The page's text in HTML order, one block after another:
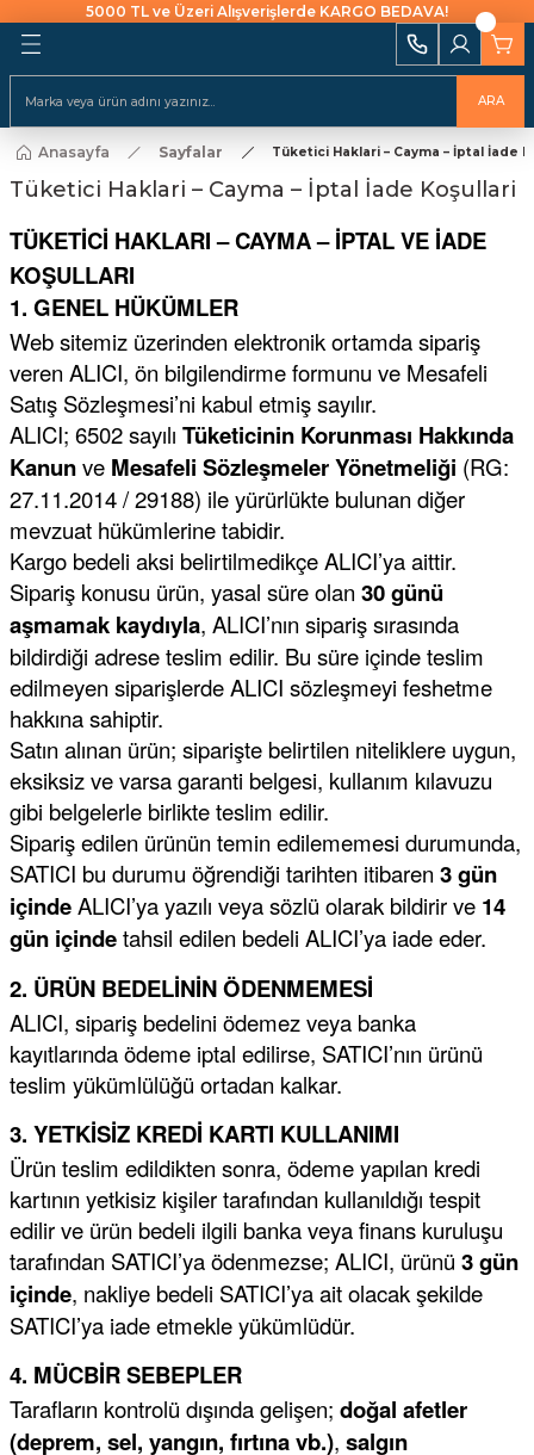
5000 TL ve Üzeri Alışverişlerde KARGO BEDAVA!
/ Vernikler
Eviye (Mutfak) Bataryası
Süzgeç
Banyo Ürünleri
Aksesuar
Macunlar
ARA
Anasayfa Sayfalar Tüketici Haklari – Cayma – İptal İade
Tüketici Haklari – Cayma – İptal İade Koşullari
TÜKETİCİ HAKLARI – CAYMA – İPTAL VE İADE
KOŞULLARI
1. GENEL HÜKÜMLER
Web sitemiz üzerinden elektronik ortamda sipariş
veren ALICI, ön bilgilendirme formunu ve Mesafeli
Satış Sözleşmesi’ni kabul etmiş sayılır.
ALICI; 6502 sayılı Tüketicinin Korunması Hakkında
Kanunve Mesafeli Sözleşmeler Yönetmeliği (RG:
27.11.2014 / 29188) ile yürürlükte bulunan diğer
mevzuat hükümlerine tabidir.
Kargo bedeli aksi belirtilmedikçe ALICI’ya aittir.
Sipariş konusu ürün, yasal süre olan 30 günü
aşmamak kaydıyla, ALICI’nın sipariş sırasında
bildirdiği adrese teslim edilir. Bu süre içinde teslim
edilmeyen siparişlerde ALICI sözleşmeyi feshetme
hakkına sahiptir.
Satın alınan ürün; siparişte belirtilen niteliklere uygun,
eksiksiz ve varsa garanti belgesi, kullanım kılavuzu
gibi belgelerle birlikte teslim edilir.
Sipariş edilen ürünün temin edilememesi durumunda,
SATICI bu durumu öğrendiği tarihten itibaren 3 gün
içindeALICI’ya yazılı veya sözlü olarak bildirir ve 14
gün içindetahsil edilen bedeli ALICI’ya iade eder.
2. ÜRÜN BEDELİNİN ÖDENMEMESİ
ALICI, sipariş bedelini ödemez veya banka
kayıtlarında ödeme iptal edilirse, SATICI’nın ürünü
teslim yükümlülüğü ortadan kalkar.
3. YETKİSİZ KREDİ KARTI KULLANIMI
Ürün teslim edildikten sonra, ödeme yapılan kredi
kartının yetkisiz kişiler tarafından kullanıldığı tespit
edilir ve ürün bedeli ilgili banka veya finans kuruluşu
tarafından SATICI’ya ödenmezse; ALICI, ürünü 3 gün
içinde, nakliye bedeli SATICI’ya ait olacak şekilde
SATICI’ya iade etmekle yükümlüdür.
4. MÜCBİR SEBEPLER
Tarafların kontrolü dışında gelişen; doğal afetler
(deprem, sel, yangın, fırtına vb.), salgın